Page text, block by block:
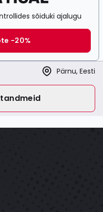
sõiduki ajalugu
-20%
Pärnu, Eesti